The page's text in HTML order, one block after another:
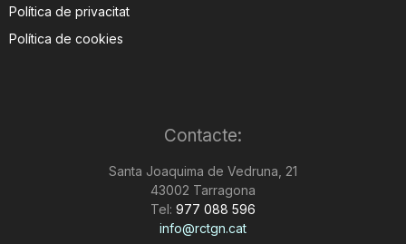
Política de privacitat
Política de cookies
Contacte:
Santa Joaquima de Vedruna, 21
43002 Tarragona
Tel: 977 088 596
info@rctgn.cat